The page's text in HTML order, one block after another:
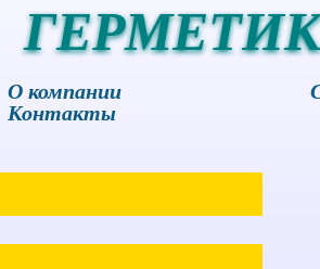
О компании
Контакты